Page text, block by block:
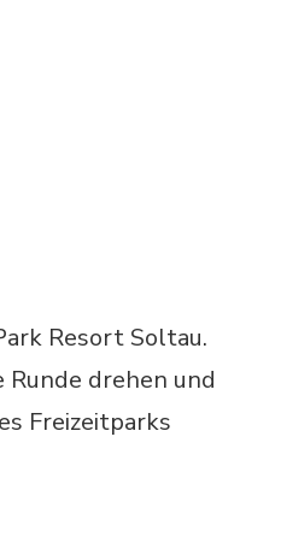
Resort Soltau.
drehen und
Freizeitparks